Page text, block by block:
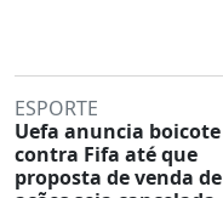
ESPORTE
Uefa anuncia boicote
contra Fifa até que
proposta de venda de